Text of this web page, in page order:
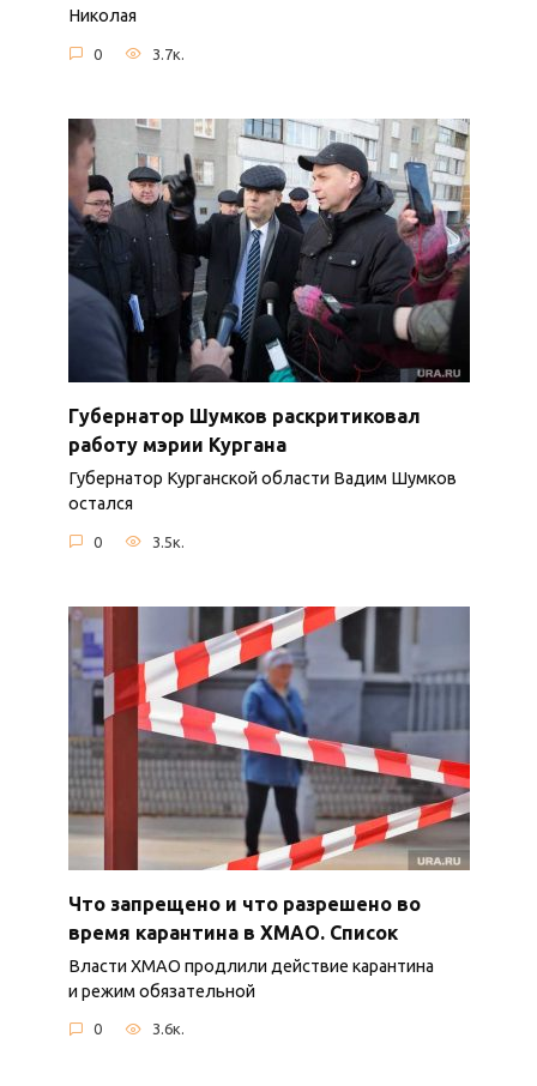
Николая
0 3.7к.
Губернатор Шумков раскритиковал
работу мэрии Кургана
Губернатор Курганской области Вадим Шумков
остался
0 3.5к.
Что запрещено и что разрешено во
время карантина в ХМАО. Список
Власти ХМАО продлили действие карантина
и режим обязательной
0 3.6к.